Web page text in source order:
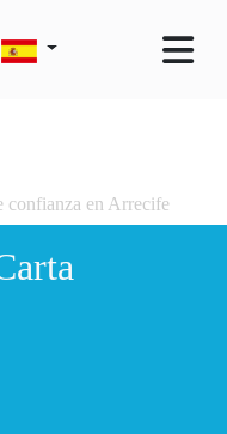
confianza en Arrecife